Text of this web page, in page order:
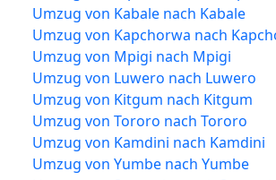
Umzug von Kabale nach Kabale
Umzug von Kapchorwa nach
Umzug von Mpigi nach Mpigi
Umzug von Luwero nach Luwero
Umzug von Kitgum nach Kitgum
Umzug von Tororo nach Tororo
Umzug von Kamdini nach Kamdini
Umzug von Yumbe nach Yumbe